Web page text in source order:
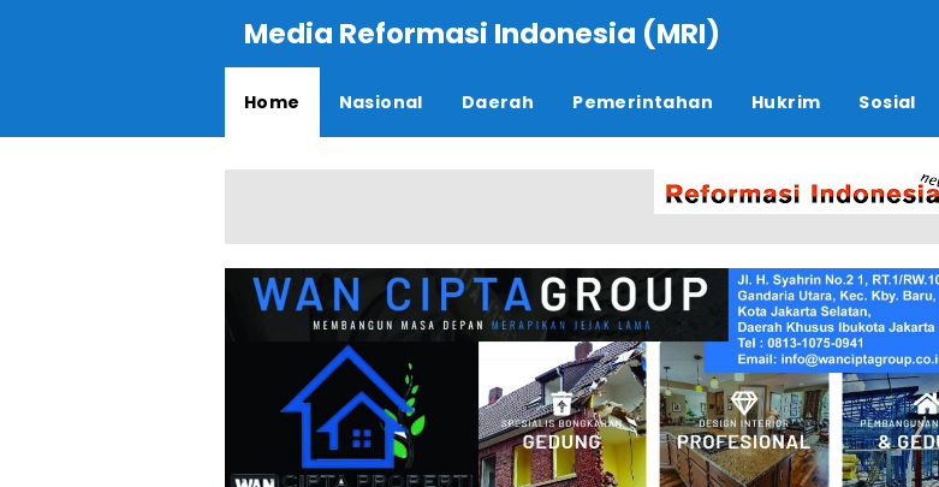
Media Reformasi Indonesia (MRI)
Home Nasional Daerah Pemerintahan Hukrim Sosial